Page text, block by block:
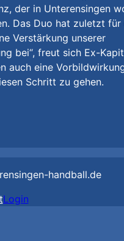
der in Unterensingen
Das Duo hat zuletzt für
Verstärkung unserer
bei“, freut sich Ex-
auch eine
Schritt zu gehen.
handball.de
Login